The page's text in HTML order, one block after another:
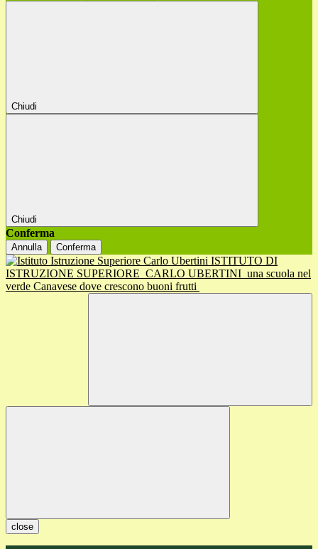
Chiudi
Chiudi
Conferma
Annulla Conferma
ISTITUTO DI
ISTRUZIONE SUPERIORE CARLO UBERTINI una scuola nel
verde Canavese dove crescono buoni frutti
close